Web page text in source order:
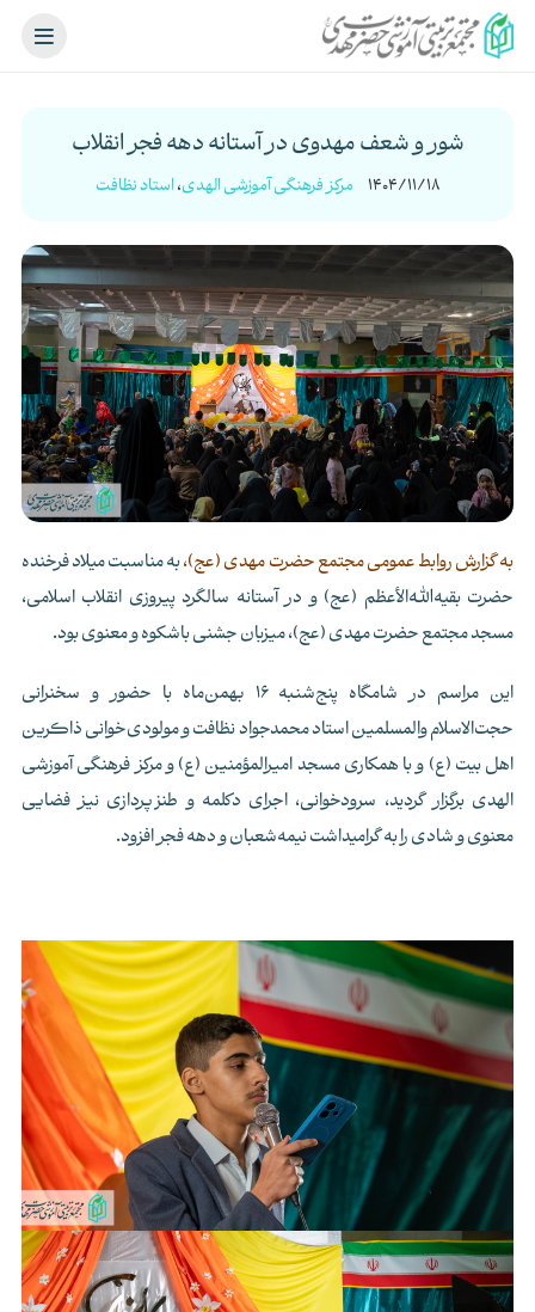
شور و شعف مهدوی در آستانه دهه فجر انقلاب
1404/11/18 مرکز فرهنگی آموزشی الهدی،استاد نظافت
به گزارش روابط عمومی مجتمع حضرت مهدی (عج)،به مناسبت میلاد فرخنده
حضرت بقیه‌الله‌الأعظم (عج) و در آستانه سالگرد پیروزی انقلاب اسلامی،
مسجد مجتمع حضرت مهدی (عج)، میزبان جشنی باشکوه و معنوی بود.
این مراسم در شامگاه پنج‌شنبه 16 بهمن‌ماه با حضور و سخنرانی
حجت‌الاسلام والمسلمین استاد محمدجواد نظافت و مولودی‌خوانی ذاکرین
اهل بیت (ع) و با همکاری مسجد امیرالمؤمنین (ع) و مرکز فرهنگی آموزشی
الهدی برگزار گردید، سرودخوانی، اجرای دکلمه و طنزپردازی نیز فضایی
معنوی و شادی را به گرامیداشت نیمه‌شعبان و دهه فجر افزود.